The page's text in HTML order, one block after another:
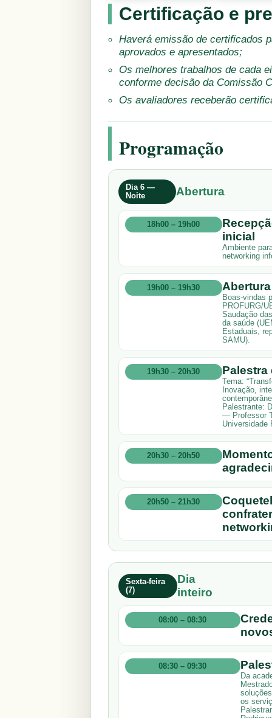
Certificação e
Haverá emissão de certificados
aprovados e apresentados;
Os melhores trabalhos de cada
conforme decisão da Comissão
Os avaliadores receberão
Programação
Dia 6 —
Noite
Abertura
18h00 – 19h00
inicial
Ambiente
networking
19h00 – 19h30
Boas-vindas
PROFURG/
Saudação
da saúde
Estaduais,
SAMU).
19h30 – 20h30 Palestra
Tema:
Inovação,
Palestrante:
— Professor
Universidade
20h30 – 20h50
20h50 – 21h30
Sexta-feira
(7)
Dia
inteiro
08:00 – 08:30
08:30 – 09:30
Da
os